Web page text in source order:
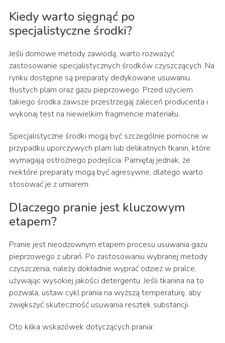
Kiedy warto sięgnąć po
specjalistyczne środki?
Jeśli domowe metody zawiodą, warto rozważyć
zastosowanie specjalistycznych środków czyszczących. Na
rynku dostępne są preparaty dedykowane usuwaniu
tłustych plam oraz gazu pieprzowego. Przed użyciem
takiego środka zawsze przestrzegaj zaleceń producenta i
wykonaj test na niewielkim fragmencie materiału.
Specjalistyczne środki mogą być szczególnie pomocne w
przypadku uporczywych plam lub delikatnych tkanin, które
wymagają ostrożnego podejścia. Pamiętaj jednak, że
niektóre preparaty mogą być agresywne, dlatego warto
stosować je z umiarem.
Dlaczego pranie jest kluczowym
etapem?
Pranie jest nieodzownym etapem procesu usuwania gazu
pieprzowego z ubrań. Po zastosowaniu wybranej metody
czyszczenia, należy dokładnie wyprać odzież w pralce,
używając wysokiej jakości detergentu. Jeśli tkanina na to
pozwala, ustaw cykl prania na wyższą temperaturę, aby
zwiększyć skuteczność usuwania resztek substancji.
Oto kilka wskazówek dotyczących prania: